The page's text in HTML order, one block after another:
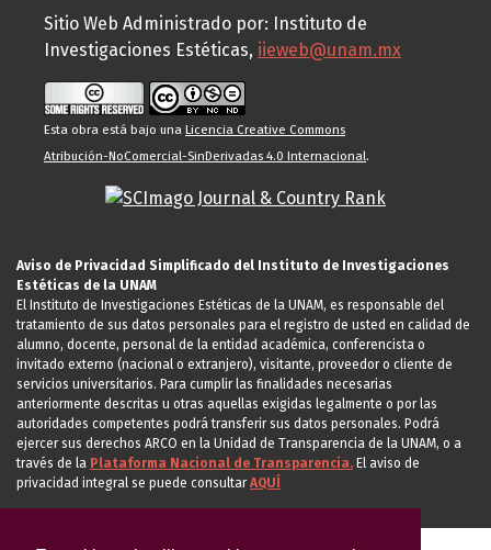
Sitio Web Administrado por: Instituto de
Investigaciones Estéticas, iieweb@unam.mx
Esta obra está bajo una Licencia Creative Commons
Atribución-NoComercial-SinDerivadas 4.0 Internacional.
Aviso de Privacidad Simplificado del Instituto de Investigaciones
Estéticas de la UNAM
El Instituto de Investigaciones Estéticas de la UNAM, es responsable del
tratamiento de sus datos personales para el registro de usted en calidad de
alumno, docente, personal de la entidad académica, conferencista o
invitado externo (nacional o extranjero), visitante, proveedor o cliente de
servicios universitarios. Para cumplir las finalidades necesarias
anteriormente descritas u otras aquellas exigidas legalmente o por las
autoridades competentes podrá transferir sus datos personales. Podrá
ejercer sus derechos ARCO en la Unidad de Transparencia de la UNAM, o a
través de la Plataforma Nacional de Transparencia. El aviso de
privacidad integral se puede consultarAQUÍ